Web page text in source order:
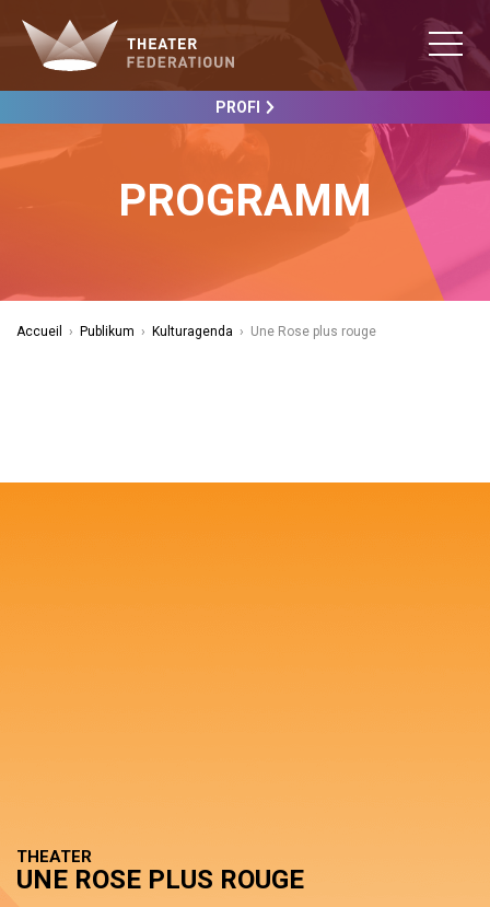
PROFI
PROGRAMM
Accueil › Publikum › Kulturagenda › Une Rose plus rouge
THEATER
UNE ROSE PLUS ROUGE